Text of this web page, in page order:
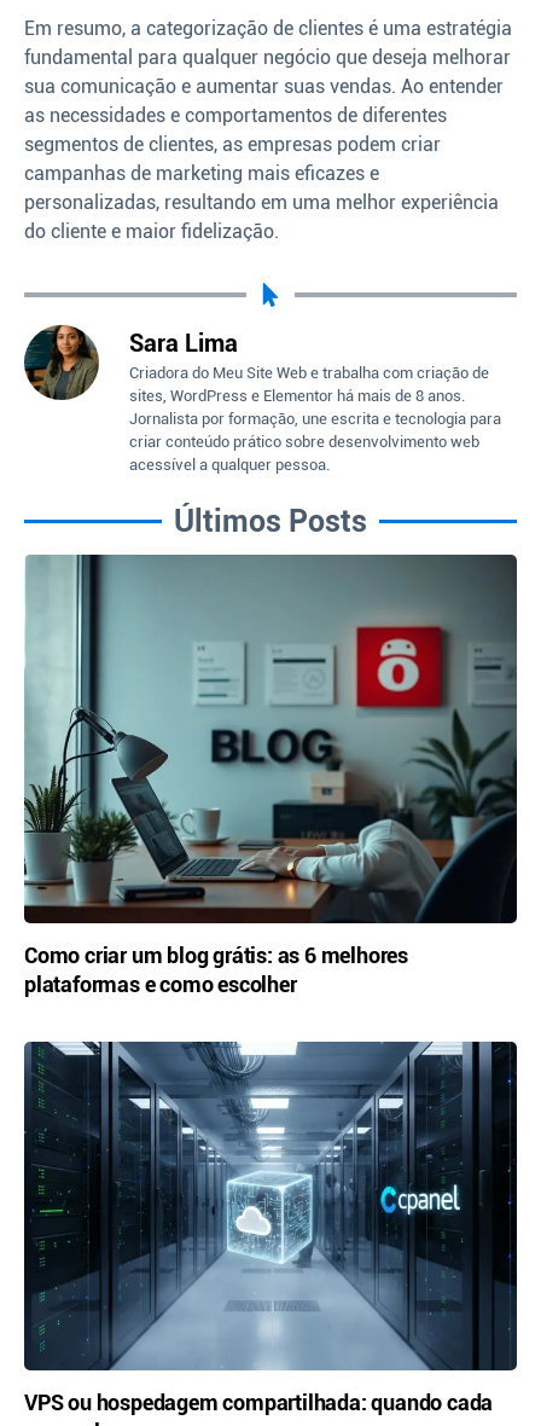
Em resumo, a categorização de clientes é uma estratégia
fundamental para qualquer negócio que deseja melhorar
sua comunicação e aumentar suas vendas. Ao entender
as necessidades e comportamentos de diferentes
segmentos de clientes, as empresas podem criar
campanhas de marketing mais eficazes e
personalizadas, resultando em uma melhor experiência
do cliente e maior fidelização.
Sara Lima
Criadora do Meu Site Web e trabalha com criação de
sites, WordPress e Elementor há mais de 8 anos.
Jornalista por formação, une escrita e tecnologia para
criar conteúdo prático sobre desenvolvimento web
acessível a qualquer pessoa.
Últimos Posts
Como criar um blog grátis: as 6 melhores
plataformas e como escolher
VPS ou hospedagem compartilhada: quando cada